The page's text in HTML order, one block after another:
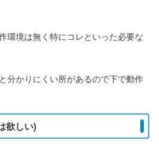
環境は無く特にコレといった必要な
分かりにくい所があるので下で動作
欲しい)